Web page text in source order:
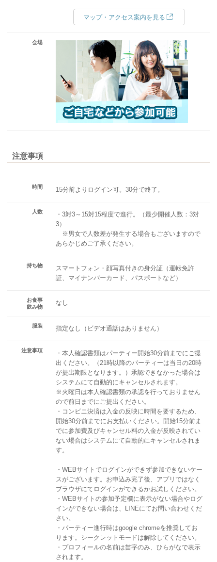
マップ・アクセス案内を見る
会場
注意事項
時間 15分前よりログイン可。30分で終了。
人数
・3対3～15対15程度で進行。（最少開催人数：3対
3）
※男女で人数差が発生する場合もございますので
あらかじめご了承ください。
持ち物
スマートフォン・顔写真付きの身分証（運転免許
証、マイナンバーカード、パスポートなど）
お食事
飲み物
なし
服装 指定なし（ビデオ通話はありません）
注意事項
・本人確認書類はパーティー開始30分前までにご提
出ください。（21時以降のパーティーは当日の20時
が提出期限となります。）承認できなかった場合は
システムにて自動的にキャンセルされます。
※火曜日は本人確認書類の承認を行っておりません
ので前日までにご提出ください。
・コンビニ決済は入金の反映に時間を要するため、
開始30分前までにお支払いください。開始15分前ま
でに参加費及びキャンセル料の入金が反映されてい
ない場合はシステムにて自動的にキャンセルされま
す。
・WEBサイトでログインができず参加できないケー
スがございます。お申込み完了後、アプリではなく
ブラウザにてログインができるかお試しください。
・WEBサイトの参加予定欄に表示がない場合やログ
インができない場合は、LINEにてお問い合わせくだ
さい。
・パーティー進行時はgoogle chromeを推奨してお
ります。シークレットモードは解除してください。
・プロフィールの名前は苗字のみ、ひらがなで表示
されます。